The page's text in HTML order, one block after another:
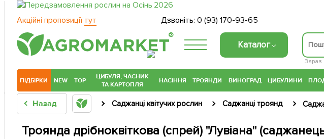
Акційні пропозиції тут Дзвоніть: 0 (93) 170-93-65
®
Каталог
Зараз
ПІДБІРКИ NEW TOP
ЦИБУЛЯ, ЧАСНИК
ТА КАРТОПЛЯ
НАСІННЯ ТРОЯНДИ ВИНОГРАД ЦИБУЛИНИ
Назад Саджанці квітучих рослин Саджанці троянд
Троянда дрібноквіткова (спрей) "Лувіана"